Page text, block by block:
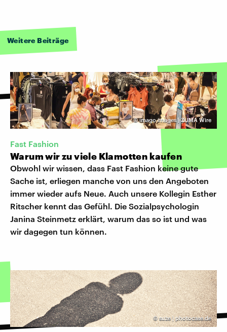
Weitere Beiträge
©imago images | ZUMA Wire
Fast Fashion
Warum wir zu viele Klamotten kaufen
Obwohl wir wissen, dass Fast Fashion keine gute
Sache ist, erliegen manche von uns den Angeboten
immer wieder aufs Neue. Auch unsere Kollegin Esther
Ritscher kennt das Gefühl. Die Sozialpsychologin
Janina Steinmetz erklärt, warum das so ist und was
wir dagegen tun können.
©suze | photocase.de